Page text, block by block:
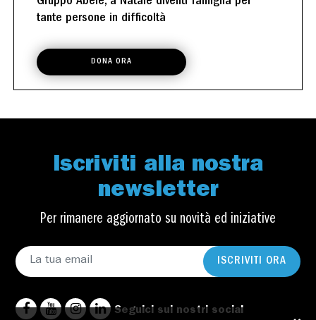
tante persone in difficoltà
DONA ORA
Iscriviti alla nostra
newsletter
Per rimanere aggiornato su novità ed iniziative
ISCRIVITI ORA
Seguici sui nostri social